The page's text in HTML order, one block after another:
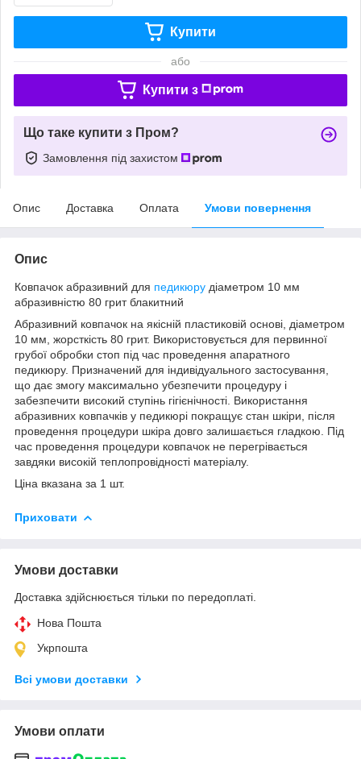
Купити
або
Купити з
Що таке купити з Пром?
Замовлення під захистом
Опис Доставка Оплата Умови повернення
Опис
Ковпачок абразивний для педикюру діаметром 10 мм
абразивністю 80 грит блакитний
Абразивний ковпачок на якісній пластиковій основі, діаметром
10 мм, жорсткість 80 грит. Використовується для первинної
грубої обробки стоп під час проведення апаратного
педикюру. Призначений для індивідуального застосування,
що дає змогу максимально убезпечити процедуру і
забезпечити високий ступінь гігієнічності. Використання
абразивних ковпачків у педикюрі покращує стан шкіри, після
проведення процедури шкіра довго залишається гладкою. Під
час проведення процедури ковпачок не перегрівається
завдяки високій теплопровідності матеріалу.
Ціна вказана за 1 шт.
Приховати
Умови доставки
Доставка здійснюється тільки по передоплаті.
Нова Пошта
Укрпошта
Всі умови доставки
Умови оплати